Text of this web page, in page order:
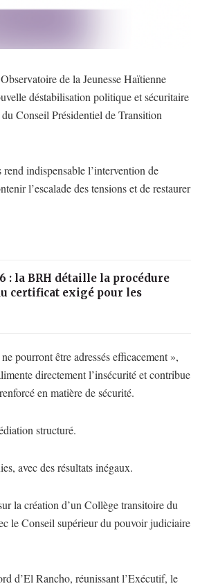
de la Jeunesse Haïtienne
déstabilisation politique et sécuritaire
Conseil Présidentiel de Transition
indispensable l’intervention de
l’escalade des tensions et de restaurer
: la BRH détaille la procédure
certificat exigé pour les
pourront être adressés efficacement »,
directement l’insécurité et contribue
en matière de sécurité.
structuré.
avec des résultats inégaux.
la création d’un Collège transitoire du
le Conseil supérieur du pouvoir judiciaire
d’El Rancho, réunissant l’Exécutif, le